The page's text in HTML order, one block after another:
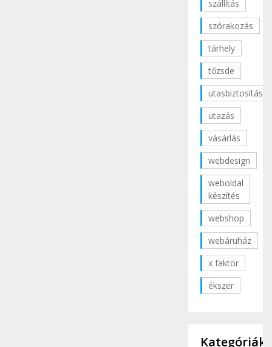
szállítás
szórakozás
tárhely
tőzsde
utasbiztosítás
utazás
vásárlás
webdesign
weboldal
készítés
webshop
webáruház
x faktor
ékszer
Kategóriák